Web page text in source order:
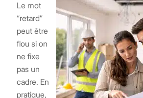
Le mot
“retard”
peut être
flou si on
ne fixe
pas un
cadre. En
pratique,